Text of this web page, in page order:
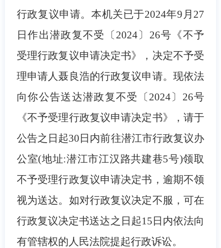
行政复议申请。本机关已于2024年9月27
日作出潜政复不受〔2024〕26号《不予
受理行政复议申请决定书》，决定不予受
理申请人聂良浩的行政复议申请。现依法
向你公告送达潜政复不受〔2024〕26号
《不予受理行政复议申请决定书》，请于
公告之日起30日内前往潜江市行政复议办
公室(地址:潜江市江汉路共建巷5号)领取
不予受理行政复议申请决定书，逾期不领
视为送达。如对行政复议决定不服，可在
行政复议决定书送达之日起15日内依法向
有管辖权的人民法院提起行政诉讼。